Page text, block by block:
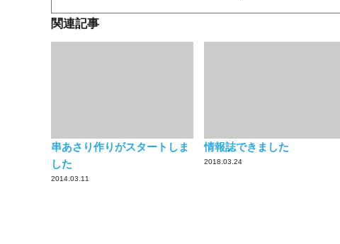
関連記事
串あさり作りがスタートしま
した
2014.03.11
情報誌できました
2018.03.24